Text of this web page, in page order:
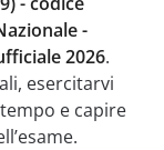
-
2026.
esercitarvi
e capire